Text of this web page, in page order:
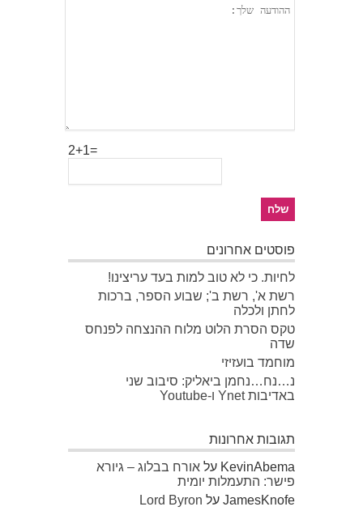
2+1=
פוסטים אחרונים
לחיות. כי לא טוב למות בעד עריצינו!
רשת א', רשת ב'; שבוע הספר, ברכות
לחתן ולכלה
טקס הסרת הלוט מלוח ההנצחה לפנחס
שדה
מוחמד בועזיזי
נ…נח…נחמן ביאליק: סיבוב שני
באדיבות Ynet ו-Youtube
תגובות אחרונות
KevinAbema על אורח בבלוג – גיורא
פישר: התעמלות יומית
JamesKnofe על Lord Byron